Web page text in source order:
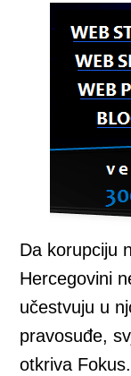
Da korupciju
Hercegovini
učestvuju u
pravosuđe,
otkriva